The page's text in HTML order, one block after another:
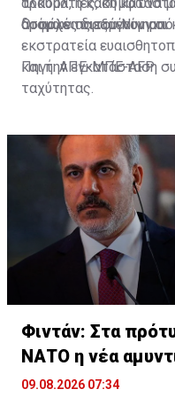
ασφάλειας του Νίγηρα.
δρόμων παραμένουν οι
Οι αρχές διεξάγουν
εκστρατεία
και την εγκατάσταση
ταχύτητας.
Πηγή: ΑΠΕ-ΜΠΕ-AFP
Φιντάν: Στα
ΝΑΤΟ η νέα
09.08.2026 07:34